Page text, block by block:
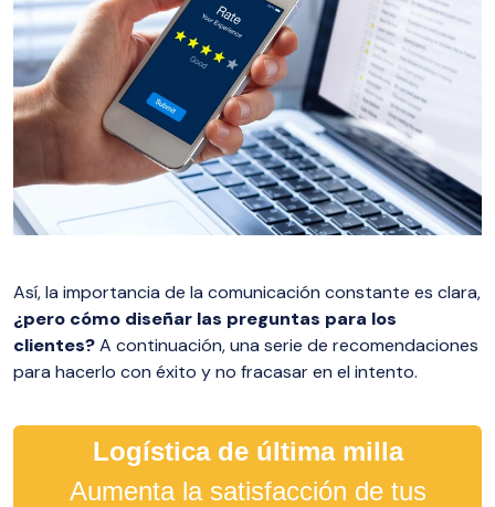
Así, la importancia de la comunicación constante es clara,
¿pero cómo diseñar las preguntas para los
clientes?A continuación, una serie de recomendaciones
para hacerlo con éxito y no fracasar en el intento.
Logística de última milla
Aumenta la satisfacción de tus